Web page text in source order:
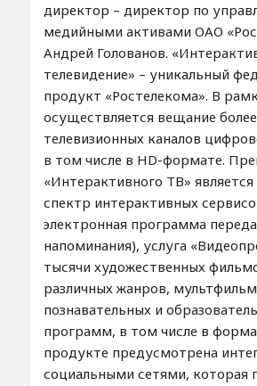
директор – директор по
медийными активами ОАО
Андрей Голованов.
телевидение» – уникальный
продукт «Ростелекома». В
осуществляется вещание
телевизионных каналов
в том числе в HD-формате.
«Интерактивного ТВ»
спектр интерактивных
электронная программа
напоминания), услуга
тысячи художественных
различных жанров,
познавательных и
программ, в том числе в
продукте предусмотрена
социальными сетями, которая